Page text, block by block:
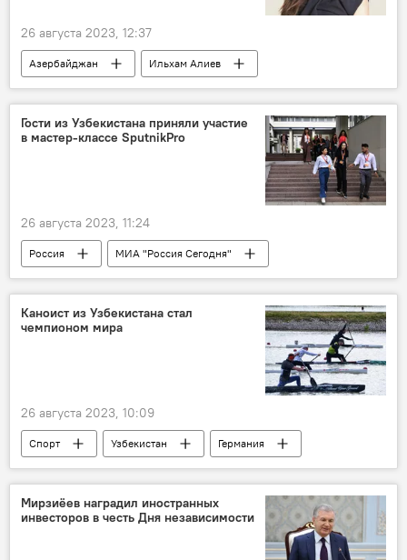
26 августа 2023, 12:37
Азербайджан
Ильхам Алиев
Мехрибан Алиева
Первая леди
Биография
Гости из Узбекистана приняли участие
в мастер-классе SputnikPro
26 августа 2023, 11:24
Россия
МИА "Россия Сегодня"
Узбекистан
мастер-класс
Лекция
Журналист
журналисты
Ташкент
Москва
блогер
Грузия
Азербайджан
Кыргызстан
Таджикистан
Каноист из Узбекистана стал
чемпионом мира
26 августа 2023, 10:09
Спорт Узбекистан
Германия
чемпионат мира
золото
медаль
золотая медаль
каноэ
Артур Гулиев
Мирзиёев наградил иностранных
инвесторов в честь Дня независимости